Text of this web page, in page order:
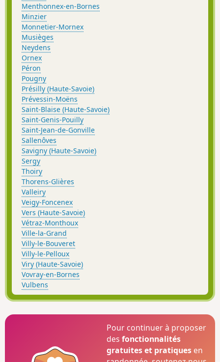
Menthonnex-en-Bornes
Minzier
Monnetier-Mornex
Musièges
Neydens
Ornex
Péron
Pougny
Présilly (Haute-Savoie)
Prévessin-Moëns
Saint-Blaise (Haute-Savoie)
Saint-Genis-Pouilly
Saint-Jean-de-Gonville
Sallenôves
Savigny (Haute-Savoie)
Sergy
Thoiry
Thorens-Glières
Valleiry
Veigy-Foncenex
Vers (Haute-Savoie)
Vétraz-Monthoux
Ville-la-Grand
Villy-le-Bouveret
Villy-le-Pelloux
Viry (Haute-Savoie)
Vovray-en-Bornes
Vulbens
Pour continuer à proposer
desfonctionnalités
gratuites et pratiques en